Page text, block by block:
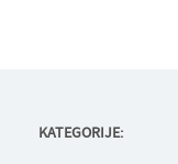
KATEGORIJE: